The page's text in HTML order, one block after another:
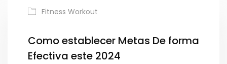
Fitness Workout
Como establecer Metas De forma
Efectiva este 2024